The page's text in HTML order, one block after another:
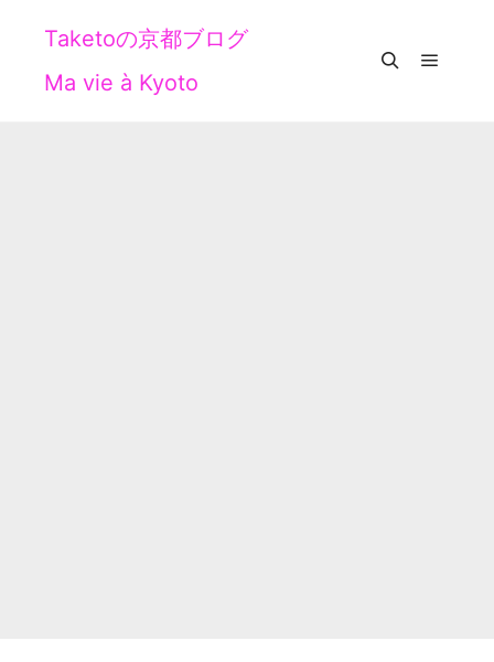
Taketoの京都ブログ
Ma vie à Kyoto